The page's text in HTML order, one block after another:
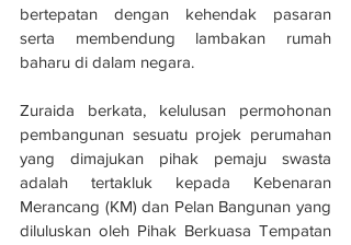
bertepatan dengan kehendak pasaran
serta membendung lambakan rumah
baharu di dalam negara.
Zuraida berkata, kelulusan permohonan
pembangunan sesuatu projek perumahan
yang dimajukan pihak pemaju swasta
adalah tertakluk kepada Kebenaran
Merancang (KM) dan Pelan Bangunan yang
diluluskan oleh Pihak Berkuasa Tempatan